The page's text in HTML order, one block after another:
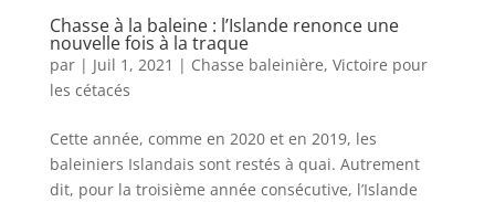
Chasse à la baleine : l’Islande renonce une
nouvelle fois à la traque
par | Juil 1, 2021 | Chasse baleinière, Victoire pour
les cétacés
Cette année, comme en 2020 et en 2019, les
baleiniers Islandais sont restés à quai. Autrement
dit, pour la troisième année consécutive, l’Islande